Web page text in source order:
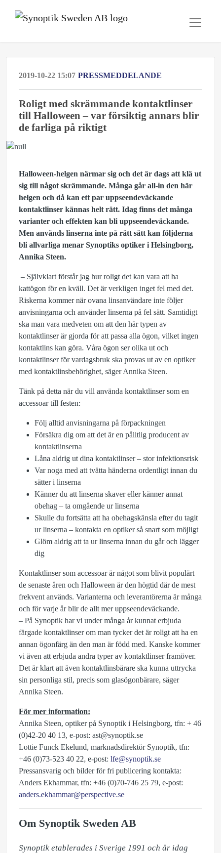
2019-10-22 15:07 PRESSMEDDELANDE
Roligt med skrämmande kontaktlinser
till Halloween – var försiktig annars blir
de farliga på riktigt
Halloween-helgen närmar sig och det är dags att klä ut
sig till något skrämmande. Många går all-in den här
helgen och då kan ett par uppseendeväckande
kontaktlinser kännas helt rätt. Idag finns det många
varianter och effekten kan bli uppseendeväckande.
Men används linserna inte på rätt sätt kan följderna
bli allvarliga menar Synoptiks optiker i Helsingborg,
Annika Steen.
– Självklart förstår jag hur roligt det kan vara att ha
kattögon för en kväll. Det är verkligen inget fel med det.
Riskerna kommer när ovana linsanvändare inte följer
anvisningarna och använder linserna på fel sätt. Samtidigt
ska man vara medveten om att den här typen av
kontaktlinser är gjorda för att passa alla ögon, vilket ingen
kontaktlins kan göra. Våra ögon ser olika ut och
kontaktlinser för vardagsbruk ska provas ut av en optiker
med kontaktlinsbehörighet, säger Annika Steen.
Tänk på detta när du vill använda kontaktlinser som en
accessoar till festen:
Följ alltid anvisningarna på förpackningen
Försäkra dig om att det är en pålitlig producent av
kontaktlinserna
Låna aldrig ut dina kontaktlinser – stor infektionsrisk
Var noga med att tvätta händerna ordentligt innan du
sätter i linserna
Känner du att linserna skaver eller känner annat
obehag – ta omgående ur linserna
Skulle du fortsätta att ha obehagskänsla efter du tagit
ur linserna – kontakta en optiker så snart som möjligt
Glöm aldrig att ta ur linserna innan du går och lägger
dig
Kontaktlinser som accessoar är något som blivit populärt
de senaste åren och Halloween är den högtid där de mest
frekvent används. Varianterna och leverantörerna är många
och för varje år blir de allt mer uppseendeväckande.
– På Synoptik har vi under många år kunnat erbjuda
färgade kontaktlinser om man tycker det är roligt att ha en
annan ögonfärg än den man är född med. Kanske kommer
vi även att erbjuda andra typer av kontaktlinser framöver.
Det är klart att även kontaktlinsbärare ska kunna uttrycka
sin personliga stil, precis som glasögonbärare, säger
Annika Steen.
För mer information:
Annika Steen, optiker på Synoptik i Helsingborg, tfn: + 46
(0)42-20 40 13, e-post: ast@synoptik.se
Lottie Funck Ekelund, marknadsdirektör Synoptik, tfn:
+46 (0)73-523 40 22, e-post: lfe@synoptik.se
Pressansvarig och bilder för fri publicering kontakta:
Anders Ekhammar, tfn: +46 (0)70-746 25 79, e-post:
anders.ekhammar@perspective.se
Om Synoptik Sweden AB
Synoptik etablerades i Sverige 1991 och är idag